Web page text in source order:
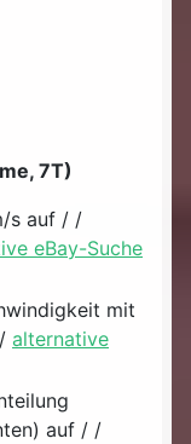
7T)
s auf / /
eBay-Suche
mit
/ alternative
auf / /